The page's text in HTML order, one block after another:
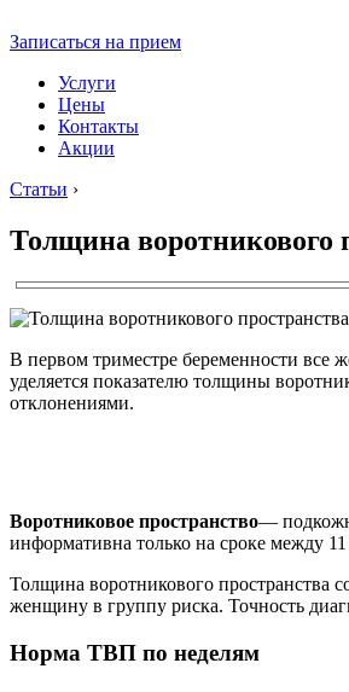
Записаться на прием
Услуги
Цены
Контакты
Акции
Статьи ›
Толщина воротникового
В первом триместре беременности все
уделяется показателю толщины
отклонениями.
Воротниковое пространство—
информативна только на сроке между
Толщина воротникового пространства
женщину в группу риска. Точность
Норма ТВП по неделям